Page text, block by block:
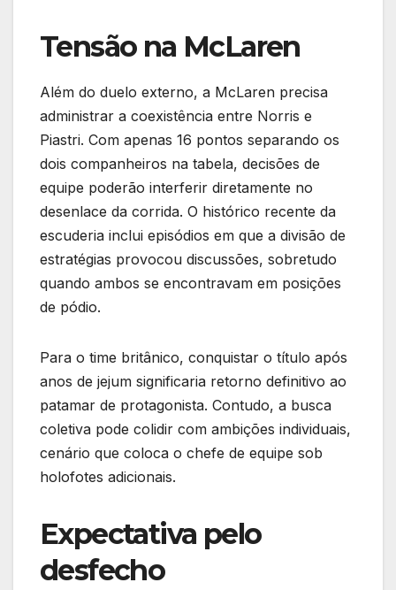
Tensão na McLaren
Além do duelo externo, a McLaren precisa
administrar a coexistência entre Norris e
Piastri. Com apenas 16 pontos separando os
dois companheiros na tabela, decisões de
equipe poderão interferir diretamente no
desenlace da corrida. O histórico recente da
escuderia inclui episódios em que a divisão de
estratégias provocou discussões, sobretudo
quando ambos se encontravam em posições
de pódio.
Para o time britânico, conquistar o título após
anos de jejum significaria retorno definitivo ao
patamar de protagonista. Contudo, a busca
coletiva pode colidir com ambições individuais,
cenário que coloca o chefe de equipe sob
holofotes adicionais.
Expectativa pelo
desfecho